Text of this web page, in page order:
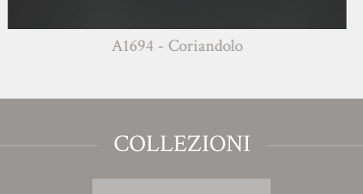
A1694 - Coriandolo
COLLEZIONI